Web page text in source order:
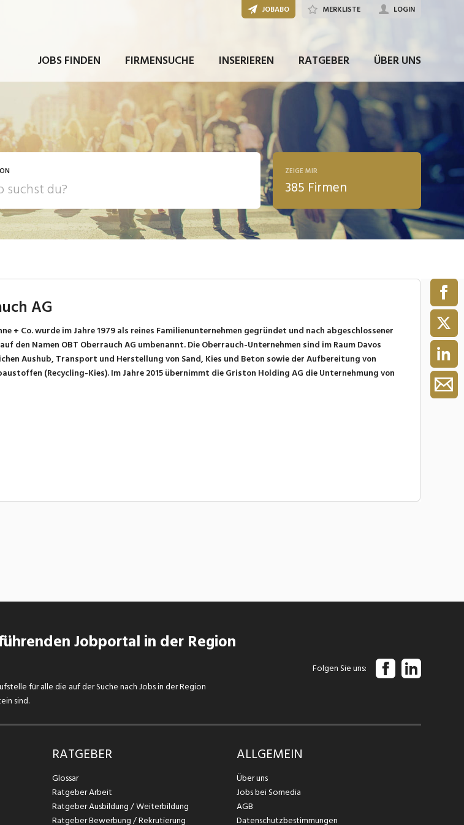
JOBS FINDEN FIRMENSUCHE INSERIEREN RATGEBER ÜBER UNS
JOBABO MERKLISTE LOGIN
ZEIGE MIR
385 Firmen
AG
+ Co. wurde im Jahre 1979 als reines Familienunternehmen gegründet und nach abgeschlossener
den Namen OBT Oberrauch AG umbenannt. Die Oberrauch-Unternehmen sind im Raum Davos
Aushub, Transport und Herstellung von Sand, Kies und Beton sowie der Aufbereitung von
(Recycling-Kies). Im Jahre 2015 übernimmt die Griston Holding AG die Unternehmung von
Jobportal in der Region
für alle die auf der Suche nach Jobs in der Region
sind.
Folgen Sie uns
RATGEBER
Glossar
Ratgeber Arbeit
Ratgeber Ausbildung / Weiterbildung
Ratgeber Bewerbung / Rekrutierung
ALLGEMEIN
Über uns
Jobs bei Somedia
AGB
Datenschutzbestimmungen